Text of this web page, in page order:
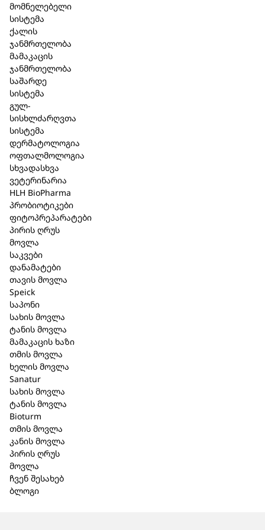
მომნელებელი
სისტემა
ქალის
ჯანმრთელობა
მამაკაცის
ჯანმრთელობა
საშარდე
სისტემა
გულ-
სისხლძარღვთა
სისტემა
დერმატოლოგია
ოფთალმოლოგია
სხვადასხვა
ვეტერინარია
HLH BioPharma
პრობიოტიკები
ფიტოპრეპარატები
პირის ღრუს
მოვლა
საკვები
დანამატები
თავის მოვლა
Speick
საპონი
სახის მოვლა
ტანის მოვლა
მამაკაცის ხაზი
თმის მოვლა
ხელის მოვლა
Sanatur
სახის მოვლა
ტანის მოვლა
Bioturm
თმის მოვლა
კანის მოვლა
პირის ღრუს
მოვლა
ჩვენ შესახებ
ბლოგი
Bioturm – ვერცხლის კრემ
დეოდორანტი მგრძნობიარე
კანისთვის – 50 მლ. (122P)
19,45 ₾